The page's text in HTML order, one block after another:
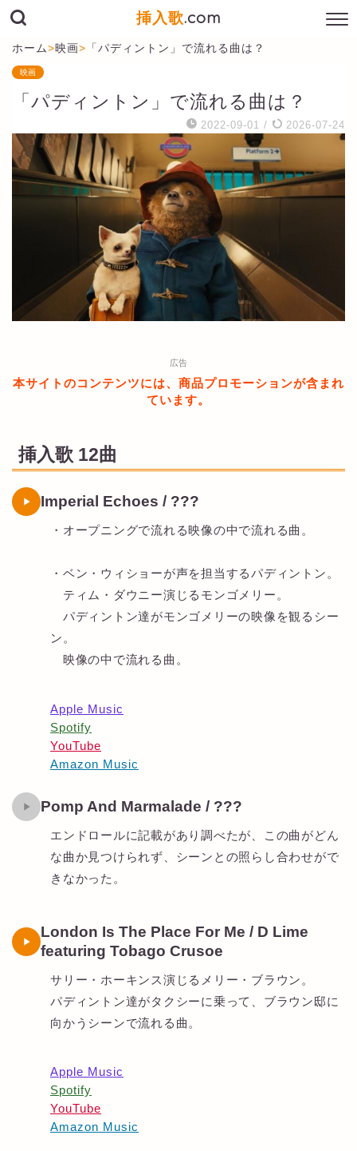
挿入歌.com
ホーム>映画> 「パディントン」で流れる曲は？
映画
「パディントン」で流れる曲は？
2022-09-01 / 2026-07-24
広告
本サイトのコンテンツには、商品プロモーションが含まれ
ています。
挿入歌 12曲
Imperial Echoes / ???
・オープニングで流れる映像の中で流れる曲。
・ベン・ウィショーが声を担当するパディントン。
ティム・ダウニー演じるモンゴメリー。
パディントン達がモンゴメリーの映像を観るシー
ン。
映像の中で流れる曲。
Apple Music
Spotify
YouTube
Amazon Music
Pomp And Marmalade / ???
エンドロールに記載があり調べたが、この曲がどん
な曲か見つけられず、シーンとの照らし合わせがで
きなかった。
London Is The Place For Me / D Lime
featuring Tobago Crusoe
サリー・ホーキンス演じるメリー・ブラウン。
パディントン達がタクシーに乗って、ブラウン邸に
向かうシーンで流れる曲。
Apple Music
Spotify
YouTube
Amazon Music